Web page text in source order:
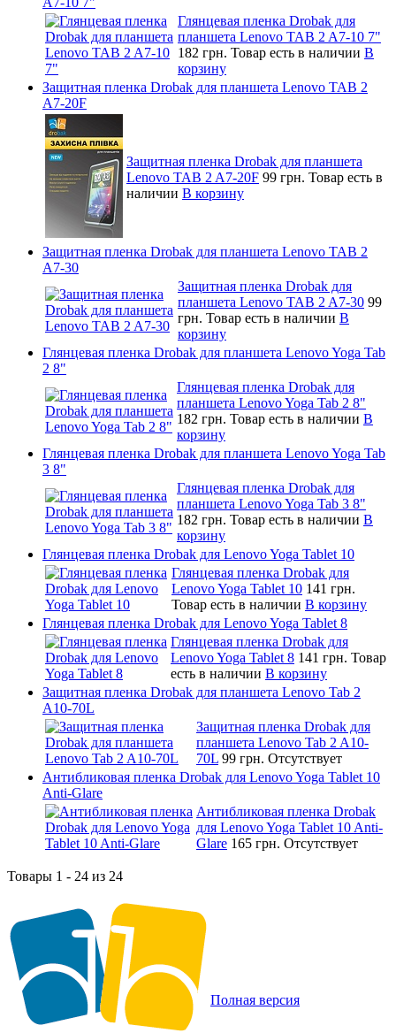
Глянцевая пленка Drobak для
планшета Lenovo TAB 2 A7-10 7"
182 грн. Товар есть в наличии В
корзину
Защитная пленка Drobak для планшета Lenovo TAB 2
A7-20F
Защитная пленка Drobak для планшета
Lenovo TAB 2 A7-20F 99 грн. Товар есть в
наличии В корзину
Защитная пленка Drobak для планшета Lenovo TAB 2
A7-30
Защитная пленка Drobak для
планшета Lenovo TAB 2 A7-30 99
грн. Товар есть в наличии В
корзину
Глянцевая пленка Drobak для планшета Lenovo Yoga Tab
2 8"
Глянцевая пленка Drobak для
планшета Lenovo Yoga Tab 2 8"
182 грн. Товар есть в наличии В
корзину
Глянцевая пленка Drobak для планшета Lenovo Yoga Tab
3 8"
Глянцевая пленка Drobak для
планшета Lenovo Yoga Tab 3 8"
182 грн. Товар есть в наличии В
корзину
Глянцевая пленка Drobak для Lenovo Yoga Tablet 10
Глянцевая пленка Drobak для
Lenovo Yoga Tablet 10 141 грн.
Товар есть в наличии В корзину
Глянцевая пленка Drobak для Lenovo Yoga Tablet 8
Глянцевая пленка Drobak для
Lenovo Yoga Tablet 8 141 грн. Товар
есть в наличии В корзину
Защитная пленка Drobak для планшета Lenovo Tab 2
A10-70L
Защитная пленка Drobak для
планшета Lenovo Tab 2 A10-
70L 99 грн. Отсутствует
Антибликовая пленка Drobak для Lenovo Yoga Tablet 10
Anti-Glare
Антибликовая пленка Drobak
для Lenovo Yoga Tablet 10 Anti-
Glare 165 грн. Отсутствует
Товары 1 - 24 из 24
Полная версия